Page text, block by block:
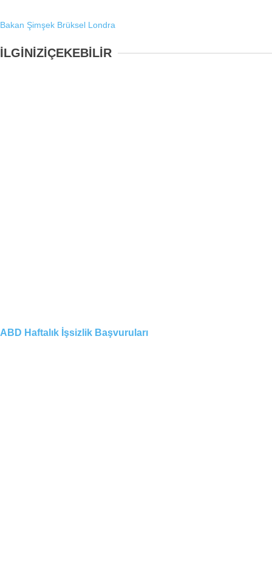
Bakan Şimşek Brüksel Londra
İLGİNİZİÇEKEBİLİR
ABD Haftalık İşsizlik Başvuruları